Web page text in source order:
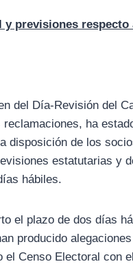
previsiones respecto
del Día-Revisión del
ha
disposición de los
estatutarias y
hábiles.
el plazo de dos días
producido
el Censo Electoral con